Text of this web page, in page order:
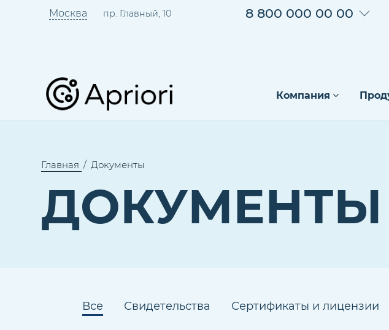
Москва пр. Главный, 10 8 800 000 00 00
Компания
Главная Документы
ДОКУМЕНТЫ
Все Свидетельства Сертификаты и лицензии